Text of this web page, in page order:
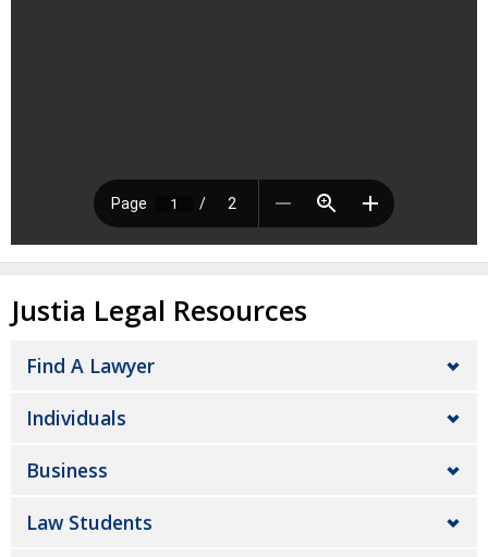
Justia Legal Resources
Find A Lawyer
Individuals
Business
Law Students